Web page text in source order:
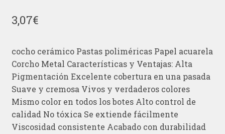
3,07€
cocho cerámico Pastas poliméricas Papel acuarela
Corcho Metal Características y Ventajas: Alta
Pigmentación Excelente cobertura en una pasada
Suave y cremosa Vivos y verdaderos colores
Mismo color en todos los botes Alto control de
calidad No tóxica Se extiende fácilmente
Viscosidad consistente Acabado con durabilidad